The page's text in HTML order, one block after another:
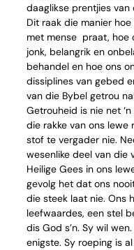
daaglikse prentjies van
Dit raak die manier
met mense  praat, hoe
jonk, belangrik en
behandel en hoe ons
dissiplines van gebed
van die Bybel getrou
Getrouheid is nie net
die rakke van ons lewe
stof te vergader nie.
wesenlike deel van die
Heilige Gees in ons
gevolg het dat ons
die steek laat nie. Ons
leefwaardes, een stel
dis God s’n. Sy wil
enigste. Sy roeping is